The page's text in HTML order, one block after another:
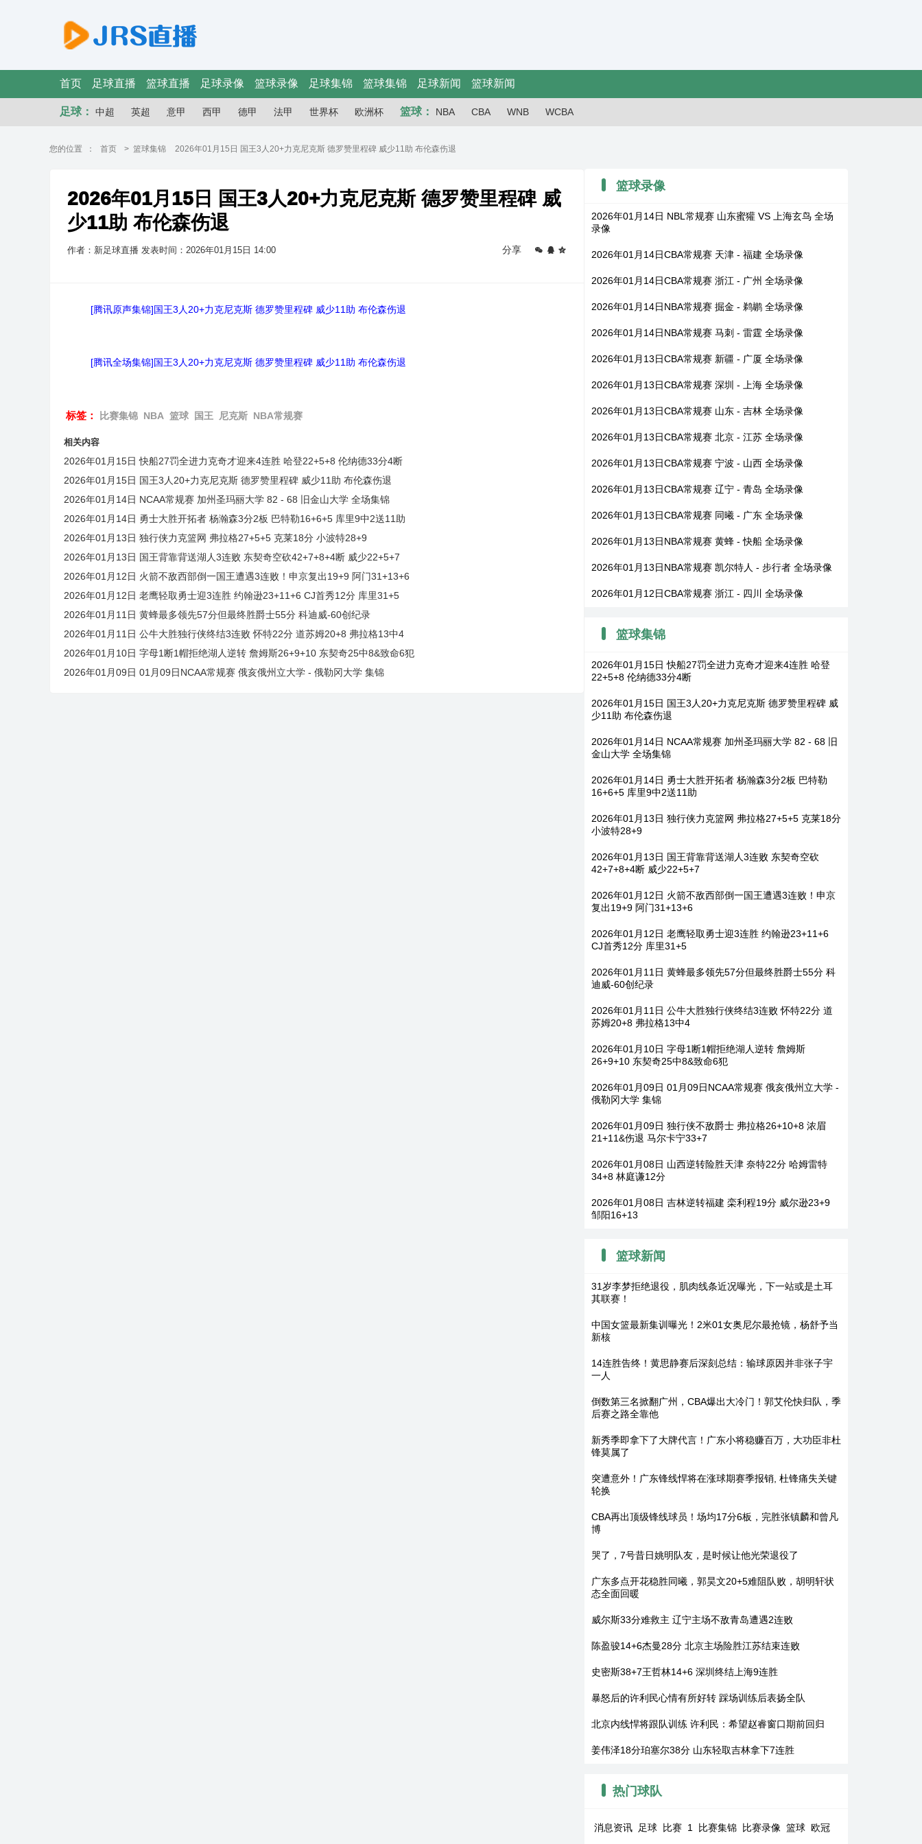
首页 足球直播 篮球直播 足球录像 篮球录像 足球集锦 篮球集锦 足球新闻 篮球新闻
足球： 中超 英超 意甲 西甲 德甲 法甲 世界杯 欧洲杯 篮球： NBA CBA WNB WCBA
您的位置 ： 首页 > 篮球集锦 2026年01月15日 国王3人20+力克尼克斯 德罗赞里程碑 威少11助 布伦森伤退
2026年01月15日 国王3人20+力克尼克斯 德罗赞里程碑 威
少11助 布伦森伤退
作者：新足球直播 发表时间：2026年01月15日 14:00 分享
[腾讯原声集锦]国王3人20+力克尼克斯 德罗赞里程碑 威少11助 布伦森伤退
[腾讯全场集锦]国王3人20+力克尼克斯 德罗赞里程碑 威少11助 布伦森伤退
标签： 比赛集锦 NBA 篮球 国王 尼克斯 NBA常规赛
相关内容
2026年01月15日 快船27罚全进力克奇才迎来4连胜 哈登22+5+8 伦纳德33分4断
2026年01月15日 国王3人20+力克尼克斯 德罗赞里程碑 威少11助 布伦森伤退
2026年01月14日 NCAA常规赛 加州圣玛丽大学 82 - 68 旧金山大学 全场集锦
2026年01月14日 勇士大胜开拓者 杨瀚森3分2板 巴特勒16+6+5 库里9中2送11助
2026年01月13日 独行侠力克篮网 弗拉格27+5+5 克莱18分 小波特28+9
2026年01月13日 国王背靠背送湖人3连败 东契奇空砍42+7+8+4断 威少22+5+7
2026年01月12日 火箭不敌西部倒一国王遭遇3连败！申京复出19+9 阿门31+13+6
2026年01月12日 老鹰轻取勇士迎3连胜 约翰逊23+11+6 CJ首秀12分 库里31+5
2026年01月11日 黄蜂最多领先57分但最终胜爵士55分 科迪威-60创纪录
2026年01月11日 公牛大胜独行侠终结3连败 怀特22分 道苏姆20+8 弗拉格13中4
2026年01月10日 字母1断1帽拒绝湖人逆转 詹姆斯26+9+10 东契奇25中8&致命6犯
2026年01月09日 01月09日NCAA常规赛 俄亥俄州立大学 - 俄勒冈大学 集锦
篮球录像
2026年01月14日 NBL常规赛 山东蜜獾 VS 上海玄鸟 全场
录像
2026年01月14日CBA常规赛 天津 - 福建 全场录像
2026年01月14日CBA常规赛 浙江 - 广州 全场录像
2026年01月14日NBA常规赛 掘金 - 鹈鹕 全场录像
2026年01月14日NBA常规赛 马刺 - 雷霆 全场录像
2026年01月13日CBA常规赛 新疆 - 广厦 全场录像
2026年01月13日CBA常规赛 深圳 - 上海 全场录像
2026年01月13日CBA常规赛 山东 - 吉林 全场录像
2026年01月13日CBA常规赛 北京 - 江苏 全场录像
2026年01月13日CBA常规赛 宁波 - 山西 全场录像
2026年01月13日CBA常规赛 辽宁 - 青岛 全场录像
2026年01月13日CBA常规赛 同曦 - 广东 全场录像
2026年01月13日NBA常规赛 黄蜂 - 快船 全场录像
2026年01月13日NBA常规赛 凯尔特人 - 步行者 全场录像
2026年01月12日CBA常规赛 浙江 - 四川 全场录像
篮球集锦
2026年01月15日 快船27罚全进力克奇才迎来4连胜 哈登
22+5+8 伦纳德33分4断
2026年01月15日 国王3人20+力克尼克斯 德罗赞里程碑 威
少11助 布伦森伤退
2026年01月14日 NCAA常规赛 加州圣玛丽大学 82 - 68 旧
金山大学 全场集锦
2026年01月14日 勇士大胜开拓者 杨瀚森3分2板 巴特勒
16+6+5 库里9中2送11助
2026年01月13日 独行侠力克篮网 弗拉格27+5+5 克莱18分
小波特28+9
2026年01月13日 国王背靠背送湖人3连败 东契奇空砍
42+7+8+4断 威少22+5+7
2026年01月12日 火箭不敌西部倒一国王遭遇3连败！申京
复出19+9 阿门31+13+6
2026年01月12日 老鹰轻取勇士迎3连胜 约翰逊23+11+6
CJ首秀12分 库里31+5
2026年01月11日 黄蜂最多领先57分但最终胜爵士55分 科
迪威-60创纪录
2026年01月11日 公牛大胜独行侠终结3连败 怀特22分 道
苏姆20+8 弗拉格13中4
2026年01月10日 字母1断1帽拒绝湖人逆转 詹姆斯
26+9+10 东契奇25中8&致命6犯
2026年01月09日 01月09日NCAA常规赛 俄亥俄州立大学 -
俄勒冈大学 集锦
2026年01月09日 独行侠不敌爵士 弗拉格26+10+8 浓眉
21+11&伤退 马尔卡宁33+7
2026年01月08日 山西逆转险胜天津 奈特22分 哈姆雷特
34+8 林庭谦12分
2026年01月08日 吉林逆转福建 栾利程19分 威尔逊23+9
邹阳16+13
篮球新闻
31岁李梦拒绝退役，肌肉线条近况曝光，下一站或是土耳
其联赛！
中国女篮最新集训曝光！2米01女奥尼尔最抢镜，杨舒予当
新核
14连胜告终！黄思静赛后深刻总结：输球原因并非张子宇
一人
倒数第三名掀翻广州，CBA爆出大冷门！郭艾伦快归队，季
后赛之路全靠他
新秀季即拿下了大牌代言！广东小将稳赚百万，大功臣非杜
锋莫属了
突遭意外！广东锋线悍将在涨球期赛季报销, 杜锋痛失关键
轮换
CBA再出顶级锋线球员！场均17分6板，完胜张镇麟和曾凡
博
哭了，7号昔日姚明队友，是时候让他光荣退役了
广东多点开花稳胜同曦，郭昊文20+5难阻队败，胡明轩状
态全面回暖
威尔斯33分难救主 辽宁主场不敌青岛遭遇2连败
陈盈骏14+6杰曼28分 北京主场险胜江苏结束连败
史密斯38+7王哲林14+6 深圳终结上海9连胜
暴怒后的许利民心情有所好转 踩场训练后表扬全队
北京内线悍将跟队训练 许利民：希望赵睿窗口期前回归
姜伟泽18分珀塞尔38分 山东轻取吉林拿下7连胜
热门球队
消息资讯 足球 比赛 1 比赛集锦 比赛录像 篮球 欧冠